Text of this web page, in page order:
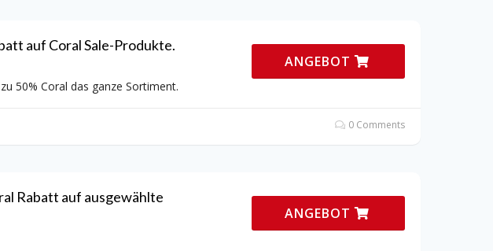
auf Coral Sale-Produkte.
50% Coral das ganze Sortiment.
ANGEBOT
0 Comments
Rabatt auf ausgewählte
ANGEBOT